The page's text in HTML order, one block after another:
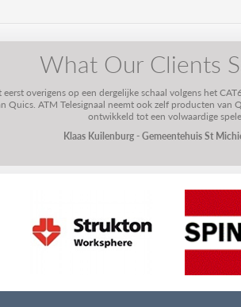
What Our Clients
overigens op een dergelijke schaal volgens het
Quics. ATM Telesignaal neemt ook zelf producten
ontwikkeld tot een volwaardige
Klaas Kuilenburg - Gemeentehuis St